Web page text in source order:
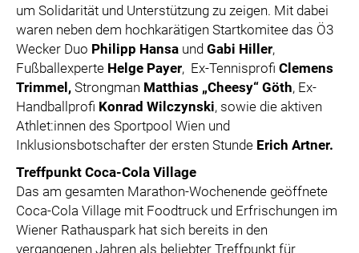
um Solidarität und Unterstützung zu zeigen. Mit dabei
waren neben dem hochkarätigen Startkomitee das Ö3
Wecker Duo Philipp Hansa und Gabi Hiller,
Fußballexperte Helge Payer, Ex-Tennisprofi Clemens
Trimmel, Strongman Matthias „Cheesy“ Göth, Ex-
Handballprofi Konrad Wilczynski, sowie die aktiven
Athlet:innen des Sportpool Wien und
Inklusionsbotschafter der ersten Stunde Erich Artner.
Treffpunkt Coca-Cola Village
Das am gesamten Marathon-Wochenende geöffnete
Coca-Cola Village mit Foodtruck und Erfrischungen im
Wiener Rathauspark hat sich bereits in den
vergangenen Jahren als beliebter Treffpunkt für